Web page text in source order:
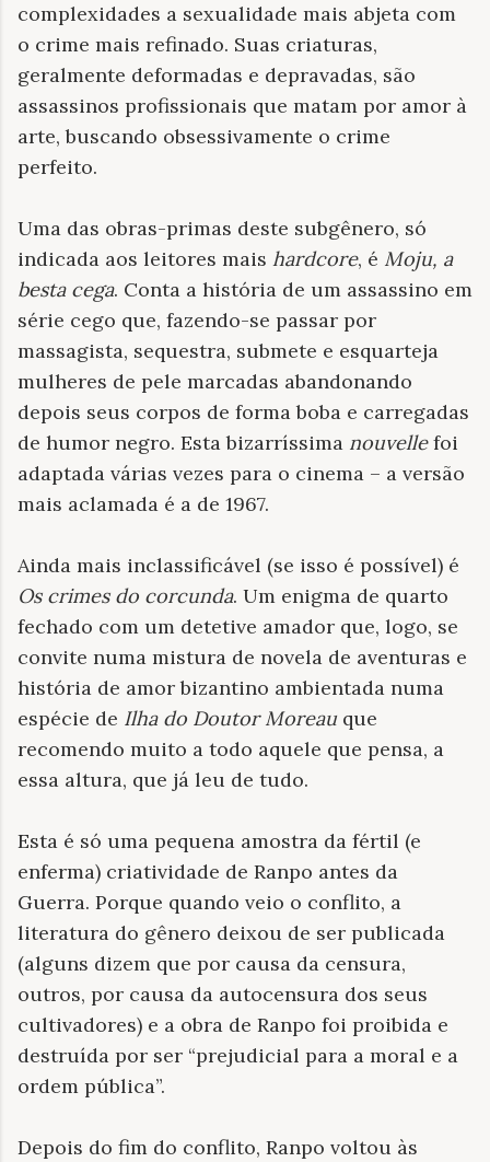
complexidades a sexualidade mais abjeta com
o crime mais refinado. Suas criaturas,
geralmente deformadas e depravadas, são
assassinos profissionais que matam por amor à
arte, buscando obsessivamente o crime
perfeito.
Uma das obras-primas deste subgênero, só
indicada aos leitores mais hardcore, é Moju, a
besta cega. Conta a história de um assassino em
série cego que, fazendo-se passar por
massagista, sequestra, submete e esquarteja
mulheres de pele marcadas abandonando
depois seus corpos de forma boba e carregadas
de humor negro. Esta bizarríssima nouvellefoi
adaptada várias vezes para o cinema – a versão
mais aclamada é a de 1967.
Ainda mais inclassificável (se isso é possível) é
Os crimes do corcunda. Um enigma de quarto
fechado com um detetive amador que, logo, se
convite numa mistura de novela de aventuras e
história de amor bizantino ambientada numa
espécie de Ilha do Doutor Moreauque
recomendo muito a todo aquele que pensa, a
essa altura, que já leu de tudo.
Esta é só uma pequena amostra da fértil (e
enferma) criatividade de Ranpo antes da
Guerra. Porque quando veio o conflito, a
literatura do gênero deixou de ser publicada
(alguns dizem que por causa da censura,
outros, por causa da autocensura dos seus
cultivadores) e a obra de Ranpo foi proibida e
destruída por ser “prejudicial para a moral e a
ordem pública”.
Depois do fim do conflito, Ranpo voltou às